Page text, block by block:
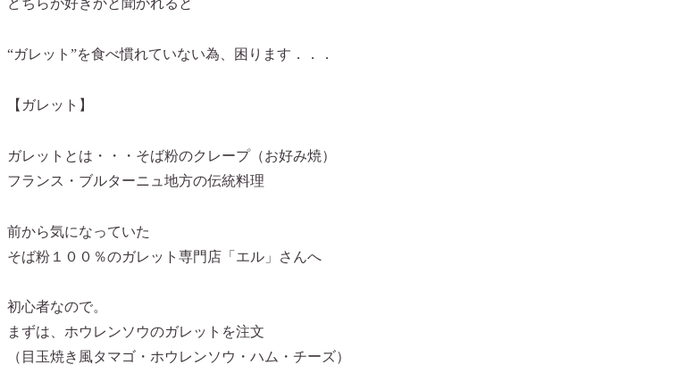
どちらが好きかと聞かれると
“ガレット”を食べ慣れていない為、困ります．．．
【ガレット】
ガレットとは・・・そば粉のクレープ（お好み焼）
フランス・ブルターニュ地方の伝統料理
前から気になっていた
そば粉１００％のガレット専門店「エル」さんへ
初心者なので。
まずは、ホウレンソウのガレットを注文
（目玉焼き風タマゴ・ホウレンソウ・ハム・チーズ）